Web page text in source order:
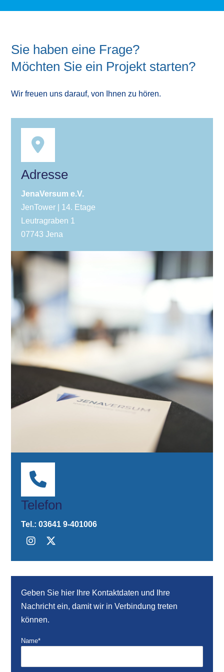
Sie haben eine Frage?
Möchten Sie ein Projekt starten?
Wir freuen uns darauf, von Ihnen zu hören.
Adresse
JenaVersum e.V.
JenTower | 14. Etage
Leutragraben 1
07743 Jena
Telefon
Tel.:03641 9-401006
Geben Sie hier Ihre Kontaktdaten und Ihre
Nachricht ein, damit wir in Verbindung treten
können.
Name*